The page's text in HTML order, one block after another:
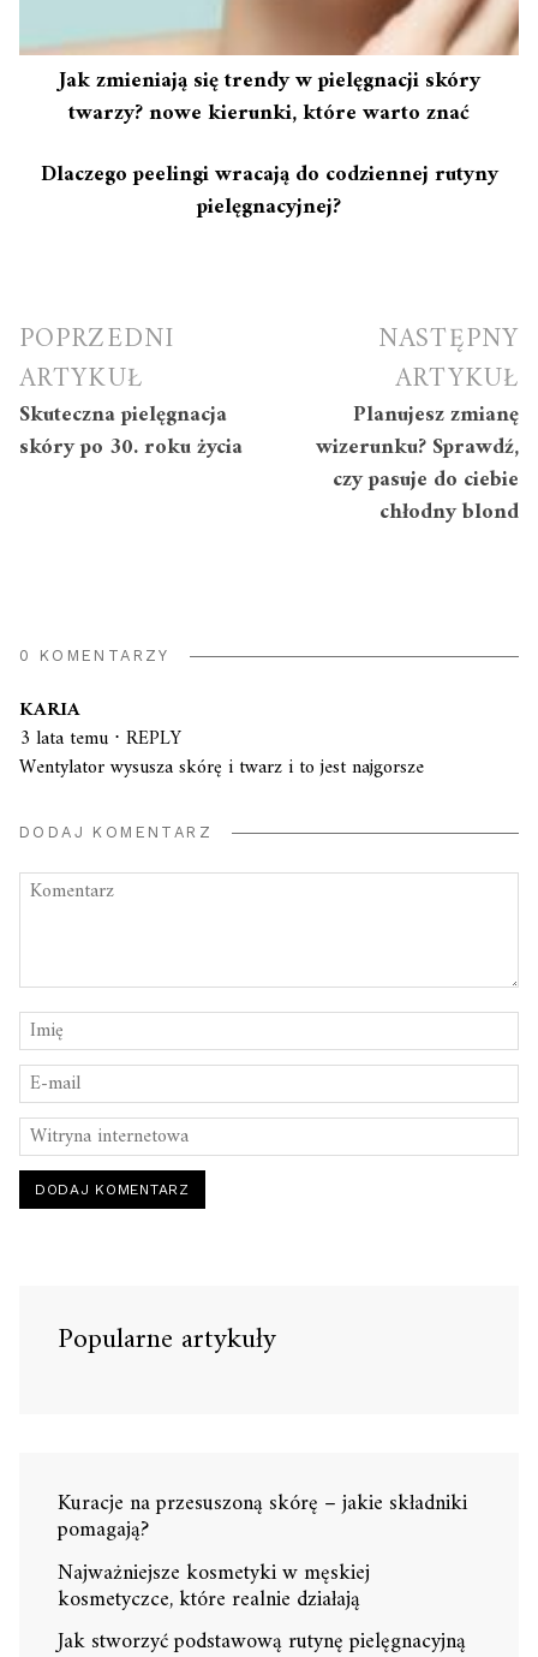
Jak zmieniają się trendy w pielęgnacji skóry
twarzy? nowe kierunki, które warto znać
Dlaczego peelingi wracają do codziennej rutyny
pielęgnacyjnej?
Nawigacja
wpisu
POPRZEDNI
ARTYKUŁ
Skuteczna pielęgnacja
skóry po 30. roku życia
NASTĘPNY
ARTYKUŁ
Planujesz zmianę
wizerunku? Sprawdź,
czy pasuje do ciebie
chłodny blond
0 KOMENTARZY
KARIA
3 lata temu ⋅ REPLY
Wentylator wysusza skórę i twarz i to jest najgorsze
DODAJ KOMENTARZ
Popularne artykuły
Kuracje na przesuszoną skórę – jakie składniki
pomagają?
Najważniejsze kosmetyki w męskiej
kosmetyczce, które realnie działają
Jak stworzyć podstawową rutynę pielęgnacyjną